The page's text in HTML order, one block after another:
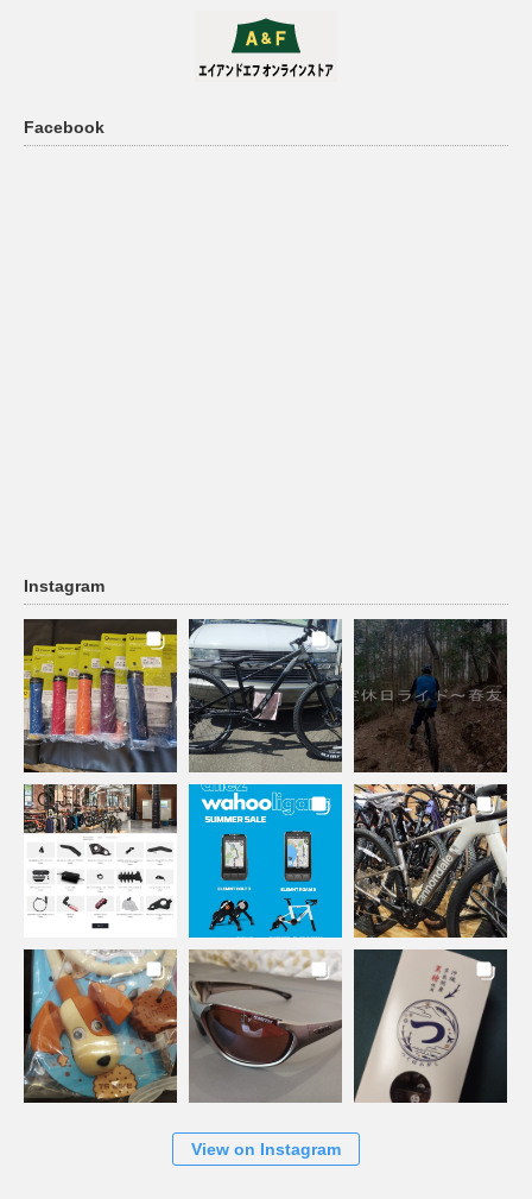
Facebook
Instagram
View on Instagram